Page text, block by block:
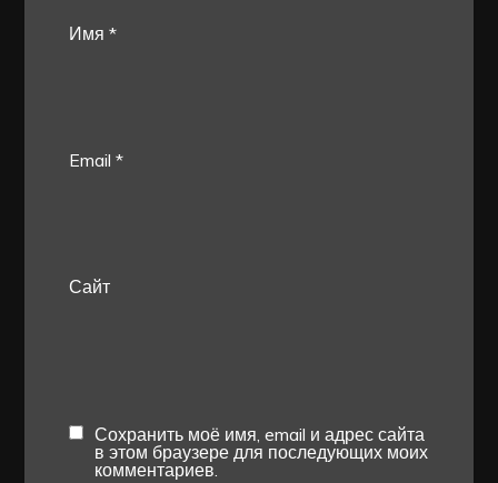
Имя*
Email*
Сайт
Сохранить моё имя, email и адрес сайта
в этом браузере для последующих моих
комментариев.